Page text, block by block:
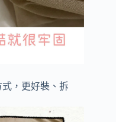
，更好裝、拆